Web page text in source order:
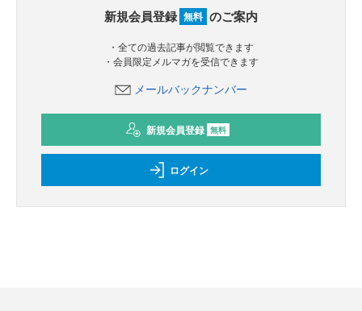
新規会員登録 無料 のご案内
・全ての過去記事が閲覧できます
・会員限定メルマガを受信できます
メールバックナンバー
新規会員登録 無料
ログイン